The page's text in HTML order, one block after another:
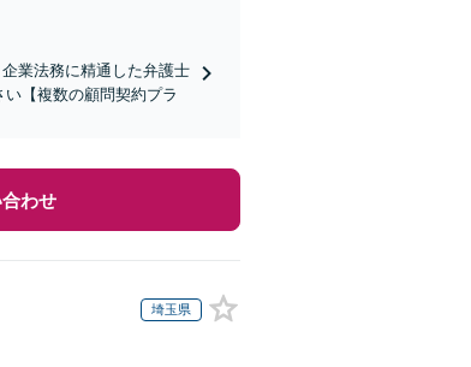
業法務に精通した弁護士
【複数の顧問契約プラ
わせ
埼玉県